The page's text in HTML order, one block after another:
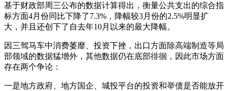
基于财政部周三公布的数据计算得出，衡量公共支出的综合指
标方面4月份同比下降了7.3%，降幅较3月份的2.5%明显扩
大，并且还创下了自去年10月以来的最大降幅。
因三驾马车中消费萎靡、投资下挫，出口方面除高端制造等局
部领域的数据猛增外，其他数据仍在底部徘徊，因此市场方面
存在两个争论：
一是地方政府、地方国企、城投平台的投资和举债是否能放开